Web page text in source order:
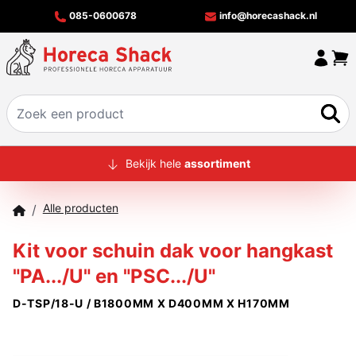
085-0600678 info@horecashack.nl
HOME
MERKEN
OFFERTECHECKER
CONTACT
Bekijk hele assortiment
/ Alle producten
Kit voor schuin dak voor hangkast
"PA.../U" en "PSC.../U"
D-TSP/18-U / B1800MM X D400MM X H170MM